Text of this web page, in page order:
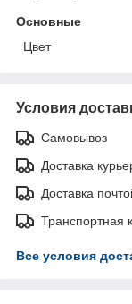
Основные
Цвет
Условия
Самовывоз
Доставка
Доставка
Транспортная
Все условия